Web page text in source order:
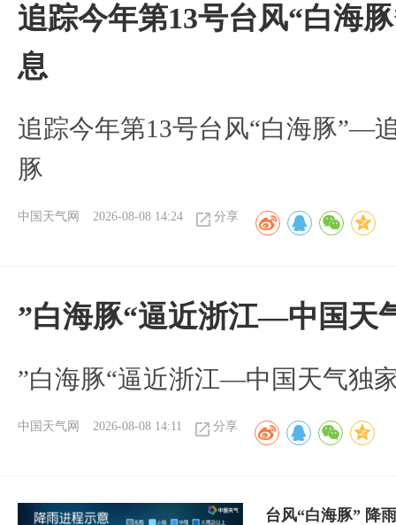
追踪今年第13号台风“白海
息
追踪今年第13号台风“白海豚”—
豚
中国天气网 2026-08-08 14:24 分享
”白海豚“逼近浙江—中国天
​”白海豚“逼近浙江—中国天气独
中国天气网 2026-08-08 14:11 分享
台风“白海豚” 降